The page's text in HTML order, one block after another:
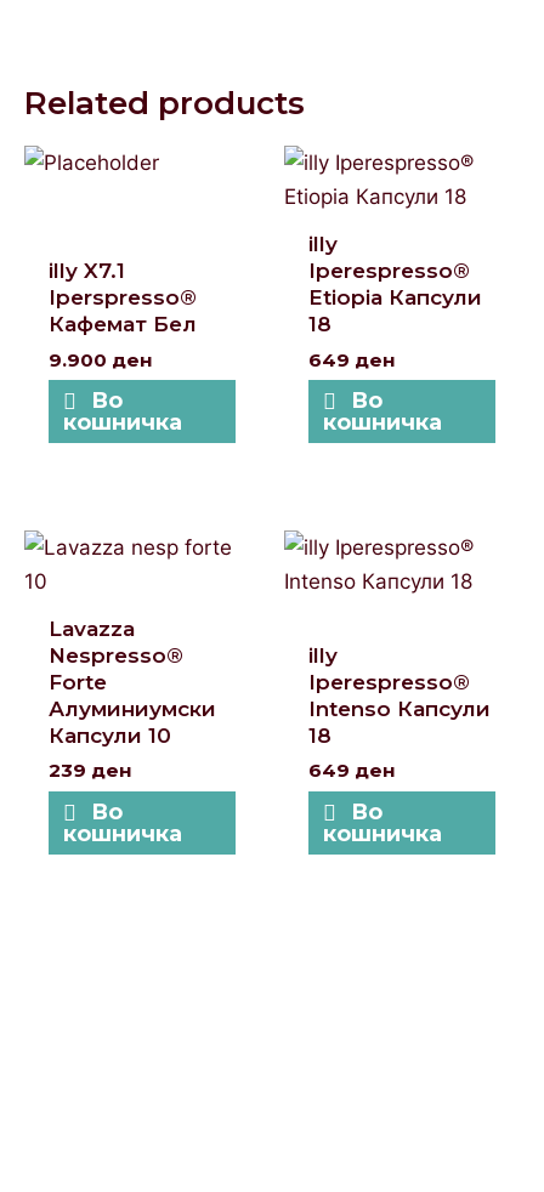
Related products
illy X7.1
Iperspresso®
Кафемат Бел
9.900 ден
Во
кошничка
illy
Iperespresso®
Etiopia Капсули
18
649 ден
Во
кошничка
Lavazza
Nespresso®
Forte
Алуминиумски
Капсули 10
239 ден
Во
кошничка
illy
Iperespresso®
Intenso Капсули
18
649 ден
Во
кошничка